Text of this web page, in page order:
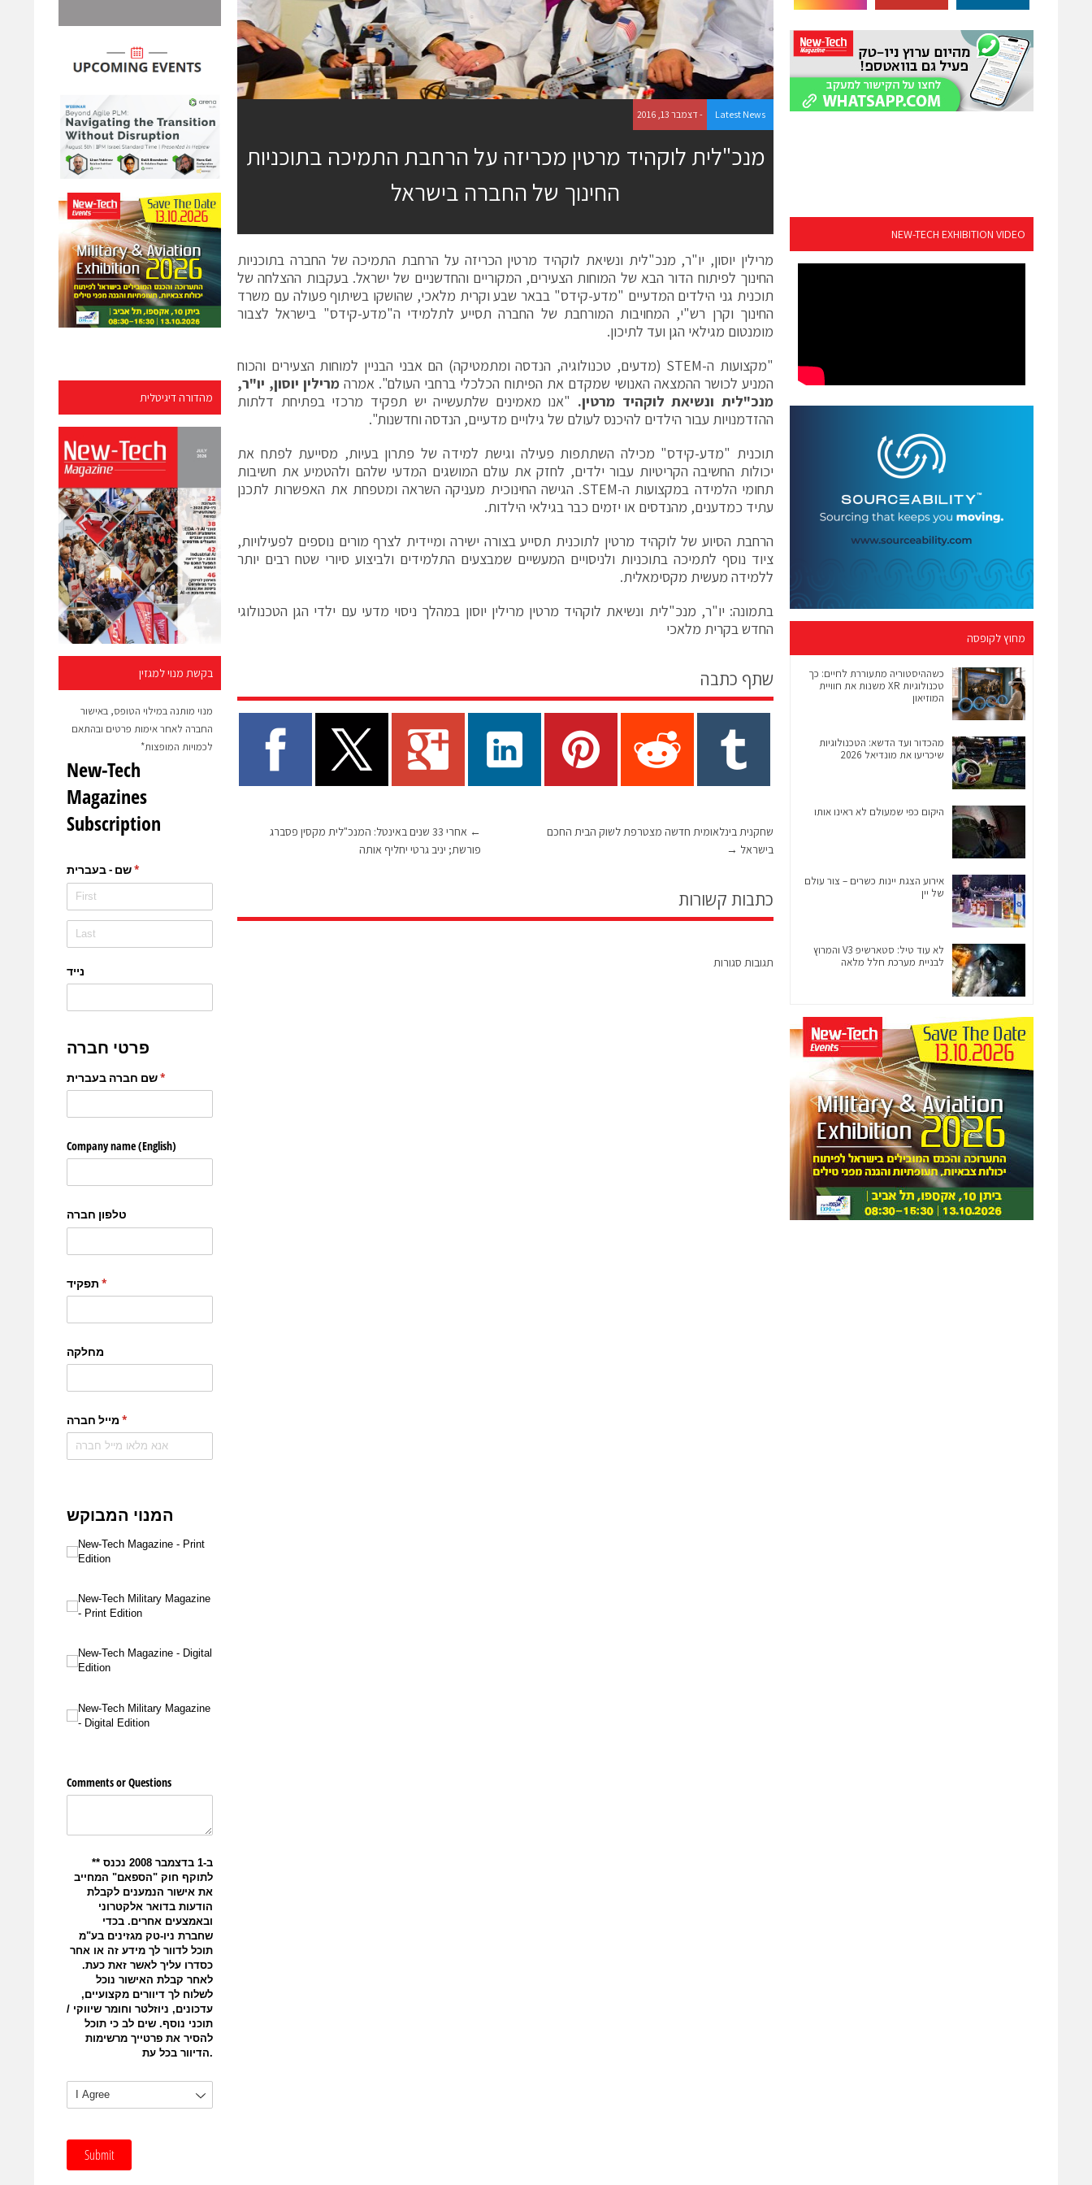
מהדורה דיגיטלית
בקשת מנוי למגזין
מנוי מותנה במילוי הטופס, באישור
החברה לאחר אימות פרטים ובהתאם
לכמויות המופצות*
Latest News - דצמבר 13, 2016
מנכ"לית לוקהיד מרטין מכריזה על הרחבת התמיכה בתוכניות
החינוך של החברה בישראל
מרילין יוסון, יו"ר, מנכ"לית ונשיאת לוקהיד מרטין הכריזה על הרחבת התמיכה של החברה בתוכניות
החינוך לפיתוח הדור הבא של המוחות הצעירים, המקוריים והחדשניים של ישראל. בעקבות ההצלחה של
תוכנית גני הילדים המדעיים "מדע-קידס" בבאר שבע וקרית מלאכי, שהושקו בשיתוף פעולה עם משרד
החינוך וקרן רש"י, המחויבות המורחבת של החברה תסייע לתלמידי ה"מדע-קידס" בישראל לצבור
מומנטום מגילאי הגן ועד לתיכון.
"מקצועות ה-STEM (מדעים, טכנולוגיה, הנדסה ומתמטיקה) הם אבני הבניין למוחות הצעירים והכוח
המניע לכושר ההמצאה האנושי שמקדם את הפיתוח הכלכלי ברחבי העולם". אמרה מרילין יוסון, יו"ר,
מנכ"לית ונשיאת לוקהיד מרטין. "אנו מאמינים שלתעשייה יש תפקיד מרכזי בפתיחת דלתות
ההזדמנויות עבור הילדים להיכנס לעולם של גילויים מדעיים, הנדסה וחדשנות".
תוכנית "מדע-קידס" מכילה השתתפות פעילה וגישת למידה של פתרון בעיות, מסייעת לפתח את
יכולות החשיבה הקריטיות עבור ילדים, לחזק את עולם המושגים המדעי שלהם ולהטמיע את חשיבות
תחומי הלמידה במקצועות ה-STEM. הגישה החינוכית מעניקה השראה ומטפחת את האפשרות לתכנן
עתיד כמדענים, מהנדסים או יזמים כבר בגילאי הילדות.
הרחבת הסיוע של לוקהיד מרטין לתוכנית תסייע בצורה ישירה ומיידית לצרף מורים נוספים לפעילויות,
ציוד נוסף לתמיכה בתוכניות ולניסויים המעשיים שמבצעים התלמידים ולביצוע סיורי שטח רבים יותר
ללמידה מעשית מקסימאלית.
בתמונה: יו"ר, מנכ"לית ונשיאת לוקהיד מרטין מרילין יוסון במהלך ניסוי מדעי עם ילדי הגן הטכנולוגי
החדש בקרית מלאכי
שתף כתבה
←
אחרי 33 שנים באינטל: המנכ"לית מקסין פסברג
פורשת; יניב גרטי יחליף אותה
שחקנית בינלאומית חדשה מצטרפת לשוק הבית החכם
בישראל →
כתבות קשורות
תגובות סגורות
NEW-TECH EXHIBITION VIDEO
מחוץ לקופסה
כשההיסטוריה מתעוררת לחיים: כך
טכנולוגיות XR משנות את חוויית
המוזיאון
מהכדור ועד הדשא: הטכנולוגיות
שיכריעו את מונדיאל 2026
היקום כפי שמעולם לא ראינו אותו
אירוע הצגת יינות כשרים – צור עולם
של יין
לא עוד טיל: סטארשיפ V3 והמרוץ
לבניית מערכת חלל מלאה